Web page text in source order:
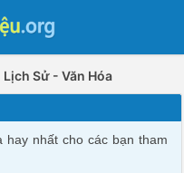
Lịch Sử - Văn Hóa
nhất cho các bạn tham